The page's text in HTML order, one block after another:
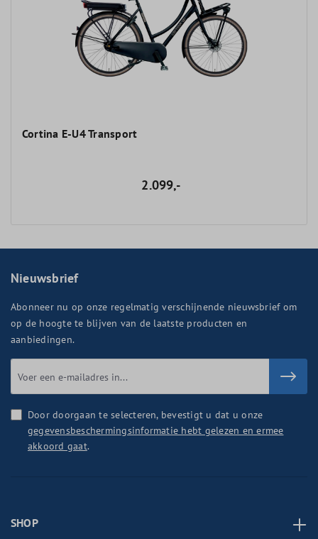
Cortina E-U4 Transport
2.099,-
Nieuwsbrief
Abonneer nu op onze regelmatig verschijnende nieuwsbrief om
op de hoogte te blijven van de laatste producten en
aanbiedingen.
Door doorgaan te selecteren, bevestigt u dat u onze
gegevensbeschermingsinformatie hebt gelezen en ermee
akkoord gaat.
SHOP